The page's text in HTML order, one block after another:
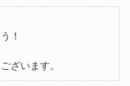
！
ざいます。